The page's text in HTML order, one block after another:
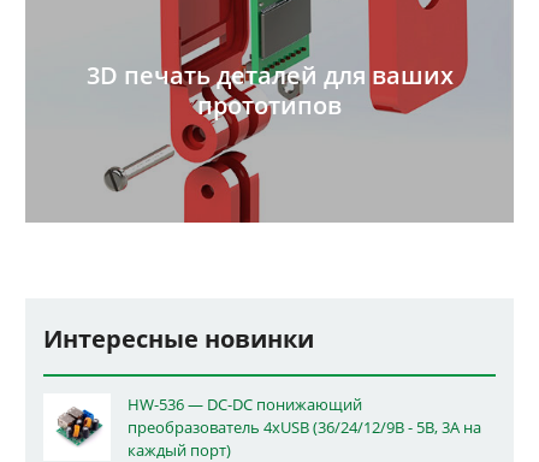
3D печать деталей для ваших
прототипов
Интересные новинки
HW-536 — DC-DC понижающий
преобразователь 4xUSB (36/24/12/9В - 5В, 3А на
каждый порт)